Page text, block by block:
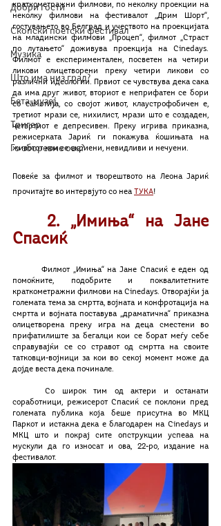
Добри гости
Скопски поетски фестивал
Музика
Што има низ град?
Бета-музеј
Тригер
Го зборевме ова?
краткометражни филмови, по неколку проекции на
неколку филмови на фестивалот „Дрим Шорт“,
гостувањето во Белград и учеството на проекцијата
на младински филмови „Процеп“, филмот „Страст
по лутањето“ доживува проекција на Cinedays.
Филмот е експериментален, посветен на четири
ликови олицетворени преку четири ликови со
различни идеологии. Првиот се чувствува дека сака
да има друг живот, вториот е неприфатен се бори
со самотија, со својот живот, клаустрофобичен е,
третиот мрази се, нихилист, мрази што е создаден,
четвртиот е депресивен. Преку игрива приказна,
режисерката Јариќ ги покажува ќошињата на
животот кои се скриени, невидливи и нечуени.
Повеќе за филмот и творештвото на Леона Јариќ
прочитајте во интервјуто со неа ТУКА!
2. „Имиња“ на Јане
Спасиќ
помоќните, подобрите и поквалитетните
краткометражни филмови на Cinedays. Отворајќи ја
големата тема за смртта, војната и конфротација на
смртта и војната поставува „драматична“ приказна
олицетворена преку игра на деца сместени во
прифатилиште за бегалци кои се борат меѓу себе
справувајќи се со стравот од смртта на своите
татковци-војници за кои во секој момент може да
дојде веста дека починале.
	Со широк тим од актери и останати
соработници, режисерот Спасиќ се поклони пред
големата публика која беше присутна во МКЦ
Паркот и истакна дека е благодарен на Cinedays и
МКЦ што и покрај сите опструкции успеаа на
мускули да го износат и ова, 22-ро, издание на
фестивалот.